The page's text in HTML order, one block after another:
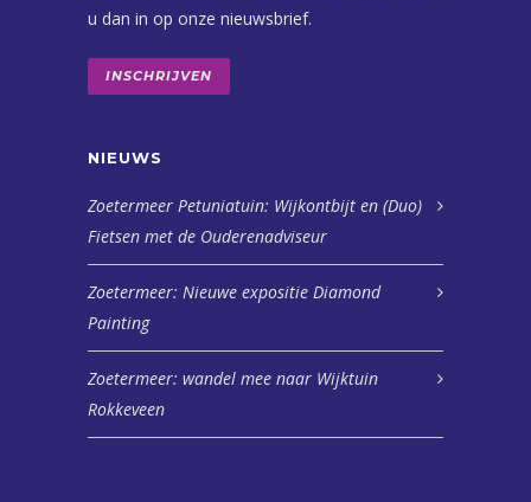
u dan in op onze nieuwsbrief.
INSCHRIJVEN
NIEUWS
Zoetermeer Petuniatuin: Wijkontbijt en (Duo)
Fietsen met de Ouderenadviseur
Zoetermeer: Nieuwe expositie Diamond
Painting
Zoetermeer: wandel mee naar Wijktuin
Rokkeveen